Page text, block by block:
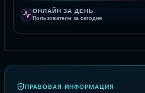
ОНЛАЙН ЗА ДЕНЬ
Пользователи за сегодня
ПРАВОВАЯ ИНФОРМАЦИЯ